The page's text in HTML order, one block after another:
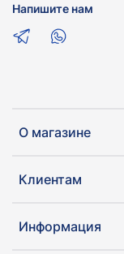
О магазине
Клиентам
Информация
Напишите нам